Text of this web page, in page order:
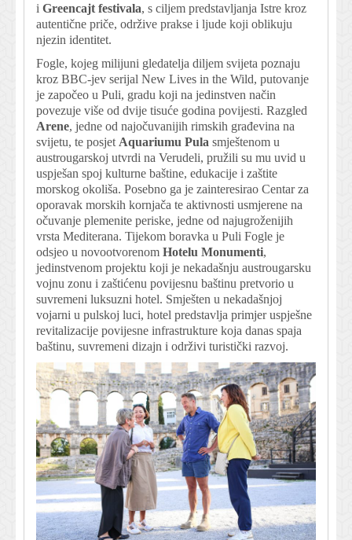
i Greencajt festivala, s ciljem predstavljanja Istre kroz
autentične priče, održive prakse i ljude koji oblikuju
njezin identitet.
Fogle, kojeg milijuni gledatelja diljem svijeta poznaju
kroz BBC-jev serijal New Lives in the Wild, putovanje
je započeo u Puli, gradu koji na jedinstven način
povezuje više od dvije tisuće godina povijesti. Razgled
Arene, jedne od najočuvanijih rimskih građevina na
svijetu, te posjet Aquariumu Pula smještenom u
austrougarskoj utvrdi na Verudeli, pružili su mu uvid u
uspješan spoj kulturne baštine, edukacije i zaštite
morskog okoliša. Posebno ga je zainteresirao Centar za
oporavak morskih kornjača te aktivnosti usmjerene na
očuvanje plemenite periske, jedne od najugroženijih
vrsta Mediterana. Tijekom boravka u Puli Fogle je
odsjeo u novootvorenom Hotelu Monumenti,
jedinstvenom projektu koji je nekadašnju austrougarsku
vojnu zonu i zaštićenu povijesnu baštinu pretvorio u
suvremeni luksuzni hotel. Smješten u nekadašnjoj
vojarni u pulskoj luci, hotel predstavlja primjer uspješne
revitalizacije povijesne infrastrukture koja danas spaja
baštinu, suvremeni dizajn i održivi turistički razvoj.